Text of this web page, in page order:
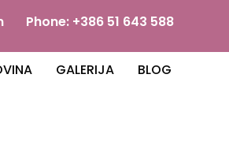
Phone: +386 51 643 588
GALERIJA
BLOG